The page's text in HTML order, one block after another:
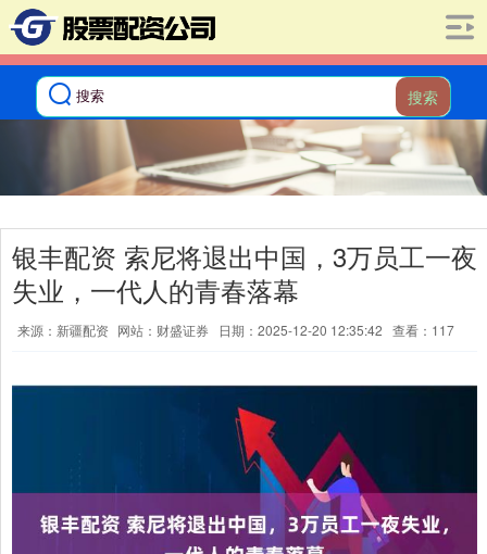
搜索
银丰配资 索尼将退出中国，3万员工一夜
失业，一代人的青春落幕
来源：新疆配资 网站：财盛证券 日期：2025-12-20 12:35:42 查看：117